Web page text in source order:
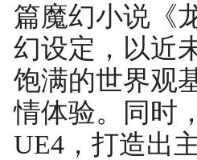
篇魔幻小说《
幻设定，以近
饱满的世界观
情体验。同时
UE4，打造出